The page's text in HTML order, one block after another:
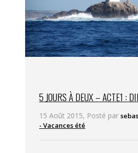
5 JOURS À DEUX – ACTE1 :
15 Août 2015, Posté par
- Vacances été